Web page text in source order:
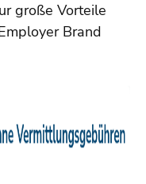
große Vorteile
Brand